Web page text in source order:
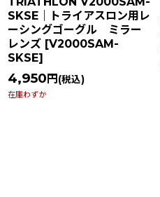
SKSE｜トライアスロン用レ
ーシングゴーグル ミラー
レンズ [V2000SAM-
SKSE]
4,950 円 (税込)
在庫わずか